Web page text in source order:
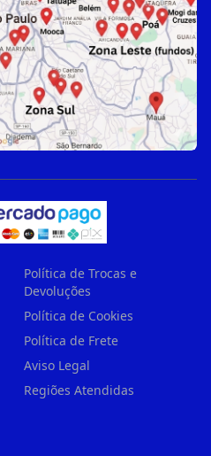
Política de Trocas e
Devoluções
Política de Cookies
Política de Frete
Aviso Legal
Regiões Atendidas